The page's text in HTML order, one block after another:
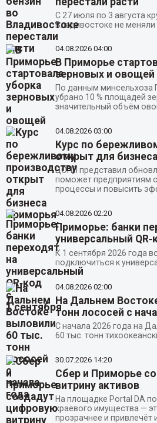
С 27 июля по 3 августа
Владивостоке не меняли
04.08.2026 04:00
В Приморье
зерновых и овощей
По данным минсельхоза
убрано 10 % площадей
значительный объём
04.08.2026 03:00
Курс по
открыт для
ЦОПП представил
поможет предприятиям
процессы и повысить
04.08.2026 02:20
Приморье: банки
универсальный
К 1 сентября 2026 года
подключиться к
04.08.2026 02:00
На Дальнем
тонн лососей с
С начала 2026 года на
60 тыс. тонн
30.07.2026 14:20
Сбер и Приморье
витрину активов
На площадке Portal DA
краевого имущества —
прозрачнее и привлечёт